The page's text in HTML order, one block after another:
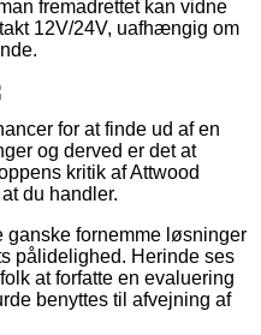
fremadrettet kan vidne
12V/24V, uafhængig om
for at finde ud af en
og derved er det at
kritik af Attwood
du handler.
ganske fornemme løsninger
pålidelighed. Herinde ses
at forfatte en evaluering
benyttes til afvejning af